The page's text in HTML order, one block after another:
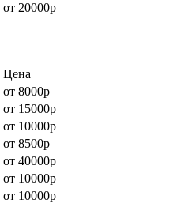
от 20000р
Цена
от 8000р
от 15000р
от 10000р
от 8500р
от 40000р
от 10000р
от 10000р